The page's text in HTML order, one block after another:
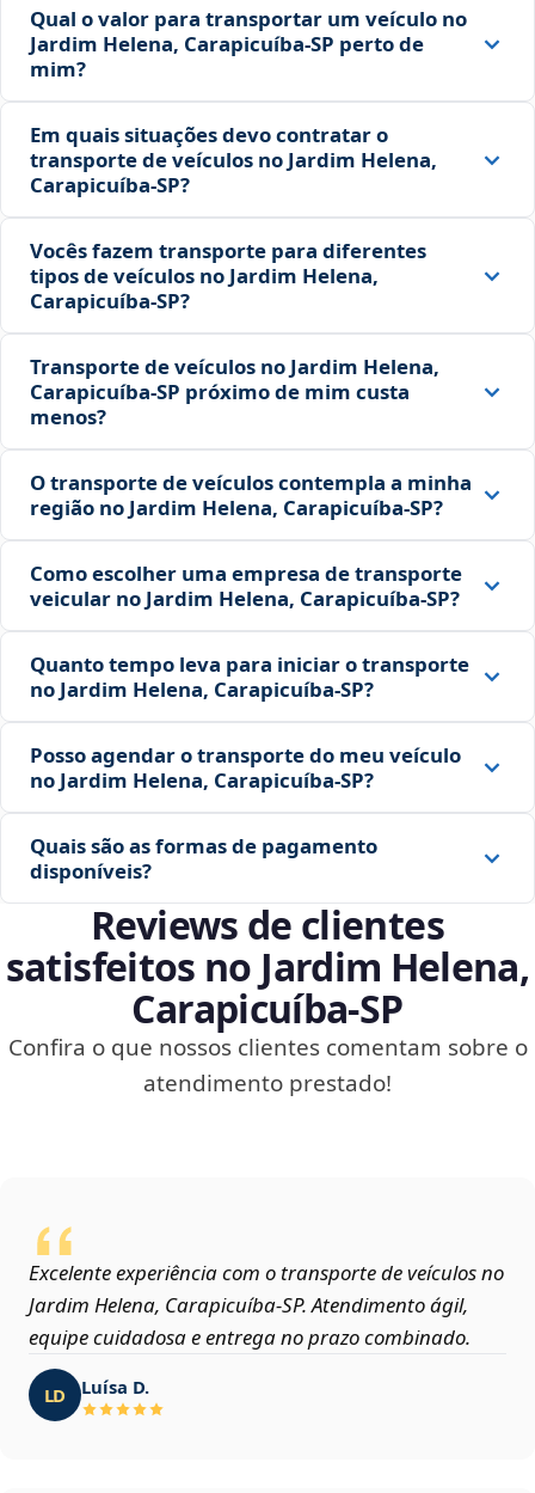
Qual o valor para transportar um veículo no
Jardim Helena, Carapicuíba‑SP perto de
mim?
Em quais situações devo contratar o
transporte de veículos no Jardim Helena,
Carapicuíba‑SP?
Vocês fazem transporte para diferentes
tipos de veículos no Jardim Helena,
Carapicuíba‑SP?
Transporte de veículos no Jardim Helena,
Carapicuíba‑SP próximo de mim custa
menos?
O transporte de veículos contempla a minha
região no Jardim Helena, Carapicuíba‑SP?
Como escolher uma empresa de transporte
veicular no Jardim Helena, Carapicuíba‑SP?
Quanto tempo leva para iniciar o transporte
no Jardim Helena, Carapicuíba‑SP?
Posso agendar o transporte do meu veículo
no Jardim Helena, Carapicuíba‑SP?
Quais são as formas de pagamento
disponíveis?
Reviews de clientes
satisfeitos no Jardim Helena,
Carapicuíba‑SP
Confira o que nossos clientes comentam sobre o
atendimento prestado!
Excelente experiência com o transporte de veículos no
Jardim Helena, Carapicuíba‑SP. Atendimento ágil,
equipe cuidadosa e entrega no prazo combinado.
LD Luísa D.